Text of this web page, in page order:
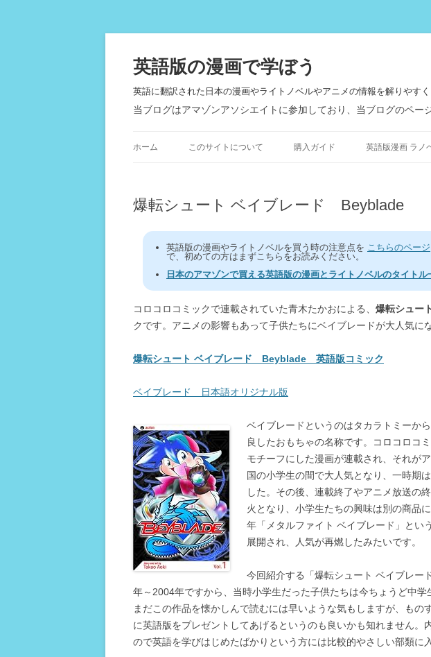
英語版の漫画で学ぼう
英語に翻訳された日本の漫画やライトノベルやアニメの情報を解りやす
当ブログはアマゾンアソシエイトに参加しており、当ブログのペー
ホーム このサイトについて 購入ガイド 英語版漫画 ラノ
爆転シュート ベイブレード Beyblade
英語版の漫画やライトノベルを買う時の注意点を こちらのページ
で、初めての方はまずこちらをお読みください。
日本のアマゾンで買える英語版の漫画とライトノベルのタイトル
コロコロコミックで連載されていた青木たかおによる、 爆転シュー
クです。アニメの影響もあって子供たちにベイブレードが大人気に
爆転シュート ベイブレード Beyblade 英語版コミック
ベイブレード 日本語オリジナル版
ベイブレードというのはタカラトミーか
良したおもちゃの名称です。コロコロコ
モチーフにした漫画が連載され、それが
国の小学生の間で大人気となり、一時期
した。その後、連載終了やアニメ放送の
火となり、小学生たちの興味は別の商品
年「メタルファイト ベイブレード」とい
展開され、人気が再燃したみたいです。
今回紹介する「爆転シュート ベイブレー
年～2004年ですから、当時小学生だった子供たちは今ちょうど中学
まだこの作品を懐かしんで読むには早いような気もしますが、もの
に英語版をプレゼントしてあげるというのも良いかも知れません。
ので英語を学びはじめたばかりという方には比較的やさしい部類に